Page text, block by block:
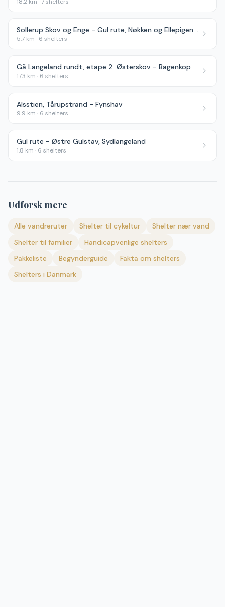
Sollerup Skov og Enge - Gul rute, Nøkken og Ellepigen Vandrerute
5.7 km · 6 shelters
Gå Langeland rundt, etape 2: Østerskov - Bagenkop
17.3 km · 6 shelters
Alsstien, Tårupstrand - Fynshav
9.9 km · 6 shelters
Gul rute - Østre Gulstav, Sydlangeland
1.8 km · 6 shelters
Udforsk mere
Alle vandreruter Shelter til cykeltur
Shelter nær vand
Shelter til familier
Handicapvenlige shelters
Pakkeliste
Begynderguide
Fakta om shelters
Shelters i Danmark